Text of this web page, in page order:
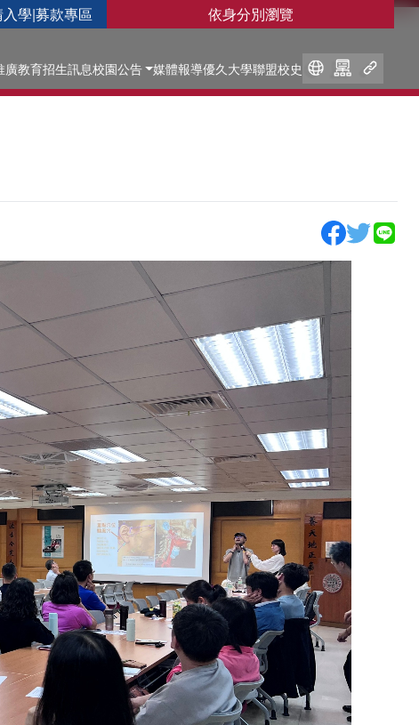
入學|募款專區 依身分別瀏覽
廣教育招生訊息校園公告 媒體報導優久大學聯盟校史